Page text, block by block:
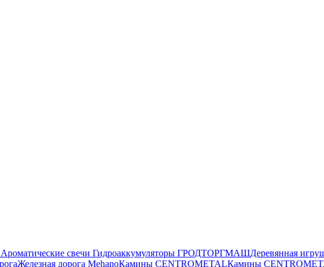
Ароматические свечи Гидроаккумуляторы ГРОДТОРГМАШДеревянная
Железная дорога MehanoКамины CENTROMETALКамины